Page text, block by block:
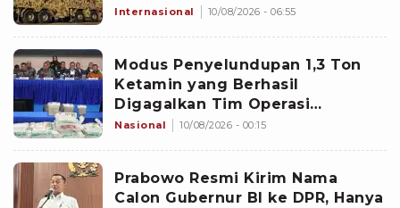
Internasional 10/08/2026 - 06:55
Modus Penyelundupan 1,3 Ton
Ketamin yang Berhasil
Digagalkan Tim Operasi
Gabungan di Perairan Natuna
Nasional 10/08/2026 - 00:15
Prabowo Resmi Kirim Nama
Calon Gubernur BI ke DPR, Hanya